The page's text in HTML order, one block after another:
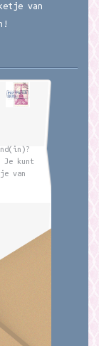
van
Je kunt
van